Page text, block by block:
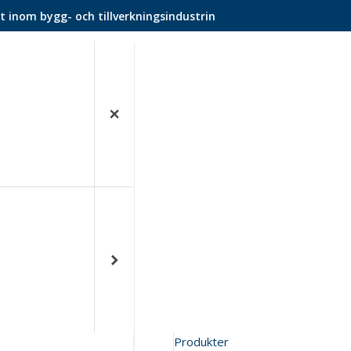
inom bygg- och tillverkningsindustrin
Produkter